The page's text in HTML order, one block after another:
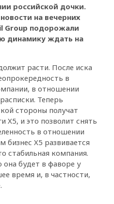
российской дочки.
на вечерних
Group подорожали
динамику ждать на
расти. После иска
в
в отношении
Теперь
стороны получат
X5, и это позволит снять
в отношении
X5 развивается
стабильная компания.
будет в фаворе у
время и, в частности,